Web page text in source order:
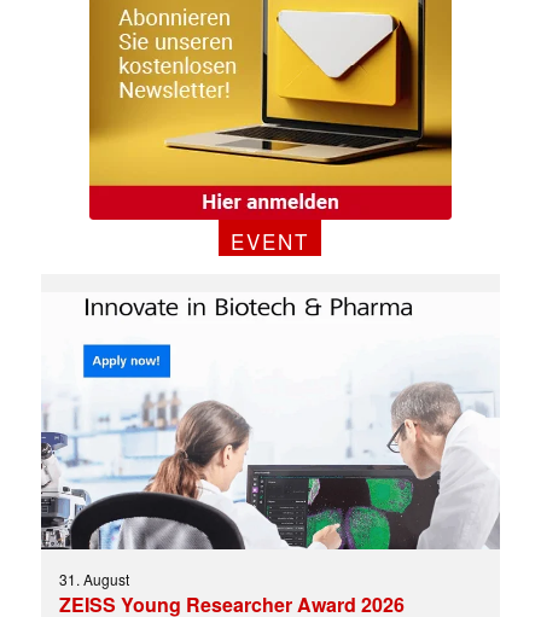
EVENT
31. August
ZEISS Young Researcher Award 2026